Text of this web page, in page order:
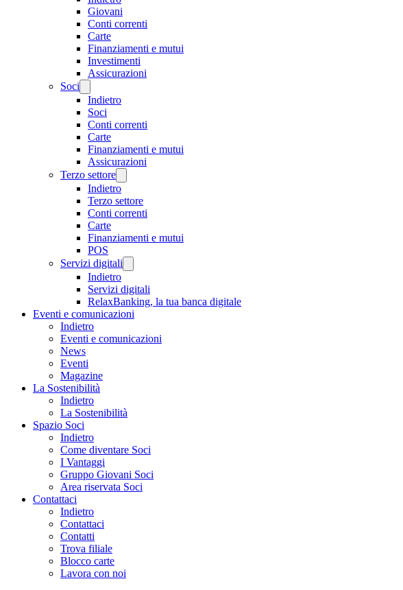
Giovani
Conti correnti
Carte
Finanziamenti e mutui
Investimenti
Assicurazioni
Soci
Indietro
Soci
Conti correnti
Carte
Finanziamenti e mutui
Assicurazioni
Terzo settore
Indietro
Terzo settore
Conti correnti
Carte
Finanziamenti e mutui
POS
Servizi digitali
Indietro
Servizi digitali
RelaxBanking, la tua banca digitale
Eventi e comunicazioni
Indietro
Eventi e comunicazioni
News
Eventi
Magazine
La Sostenibilità
Indietro
La Sostenibilità
Spazio Soci
Indietro
Come diventare Soci
I Vantaggi
Gruppo Giovani Soci
Area riservata Soci
Contattaci
Indietro
Contattaci
Contatti
Trova filiale
Blocco carte
Lavora con noi